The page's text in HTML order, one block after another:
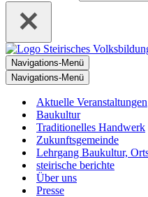
Navigations-Menü
Navigations-Menü
Aktuelle Veranstaltungen
Baukultur
Traditionelles Handwerk
Zukunftsgemeinde
Lehrgang Baukultur,
steirische berichte
Über uns
Presse